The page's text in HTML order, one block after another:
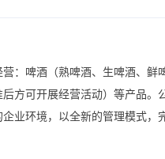
：啤酒（熟啤酒、生啤酒、鲜
方可开展经营活动）等产品。
业环境，以全新的管理模式，